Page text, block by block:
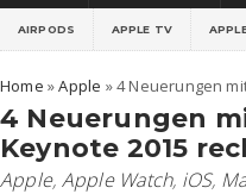
AIRPODS APPLE TV
Home »Apple »4 Neuerungen
4 Neuerungen
Keynote 2015
Apple, Apple Watch, iOS,